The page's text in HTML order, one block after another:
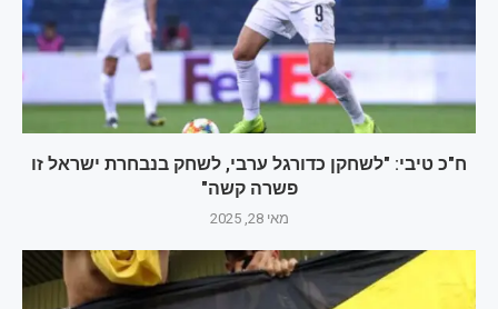
ח"כ טיבי: "לשחקן כדורגל ערבי, לשחק בנבחרת ישראל זו
פשרה קשה"
מאי 28, 2025